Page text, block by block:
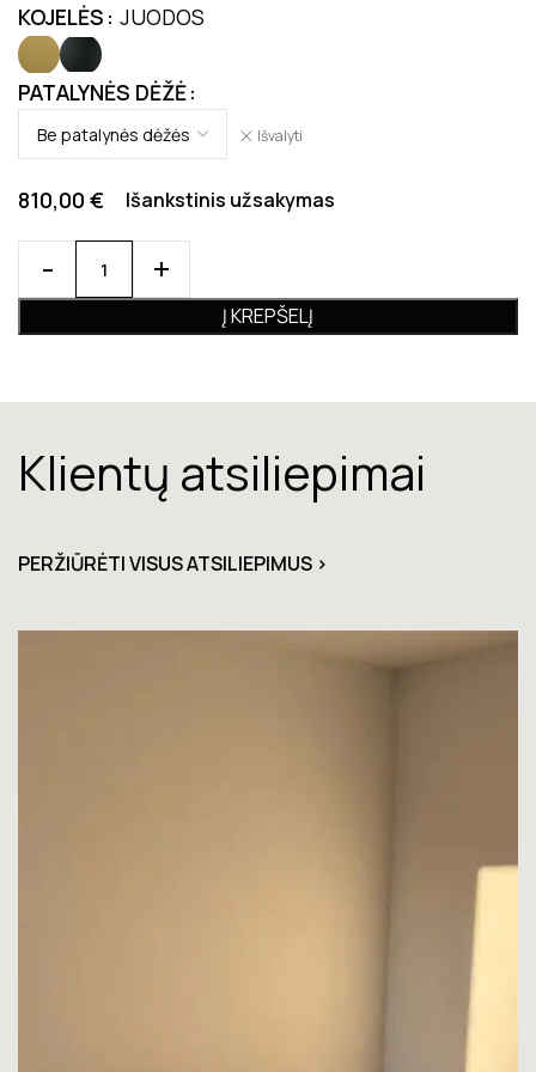
KOJELĖS JUODOS
PATALYNĖS DĖŽĖ
Išvalyti
810,00 € Išankstinis užsakymas
Į KREPŠELĮ
Klientų atsiliepimai
PERŽIŪRĖTI VISUS ATSILIEPIMUS >